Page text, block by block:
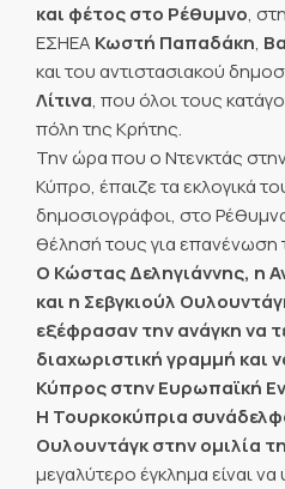
και φέτος στο Ρέθυμνο,
ΕΣΗΕΑ Κωστή Παπαδάκη,
και του αντιστασιακού
Λίτινα, που όλοι τους
πόλη της Κρήτης.
Την ώρα που ο Ντενκτάς
Κύπρο, έπαιζε τα εκλογικά
δημοσιογράφοι, στο
θέλησή τους για
Ο Κώστας Δεληγιάννης, η
και η Σεβγκιούλ
εξέφρασαν την ανάγκη να
διαχωριστική γραμμή και
Κύπρος στην Ευρωπαϊκή
Η Τουρκοκύπρια
Ουλουντάγκ στην ομιλία
μεγαλύτερο έγκλημα είναι